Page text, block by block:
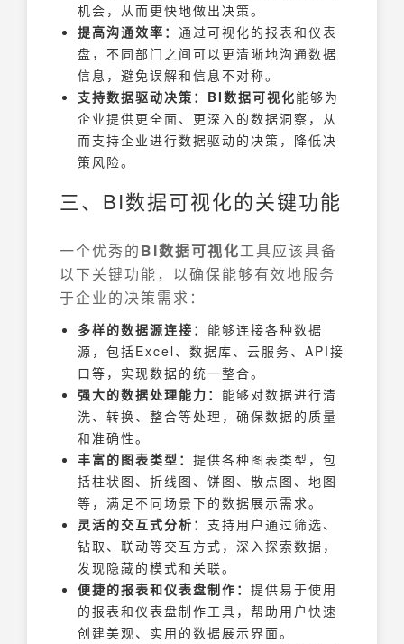
机会，从而更快地做出决策。
提高沟通效率： 通过可视化的报表和仪表
盘，不同部门之间可以更清晰地沟通数据
信息，避免误解和信息不对称。
支持数据驱动决策： BI数据可视化能够为
企业提供更全面、更深入的数据洞察，从
而支持企业进行数据驱动的决策，降低决
策风险。
三、BI数据可视化的关键功能
一个优秀的BI数据可视化工具应该具备
以下关键功能，以确保能够有效地服务
于企业的决策需求：
多样的数据源连接： 能够连接各种数据
源，包括Excel、数据库、云服务、API接
口等，实现数据的统一整合。
强大的数据处理能力： 能够对数据进行清
洗、转换、整合等处理，确保数据的质量
和准确性。
丰富的图表类型： 提供各种图表类型，包
括柱状图、折线图、饼图、散点图、地图
等，满足不同场景下的数据展示需求。
灵活的交互式分析： 支持用户通过筛选、
钻取、联动等交互方式，深入探索数据，
发现隐藏的模式和关联。
便捷的报表和仪表盘制作： 提供易于使用
的报表和仪表盘制作工具，帮助用户快速
创建美观、实用的数据展示界面。